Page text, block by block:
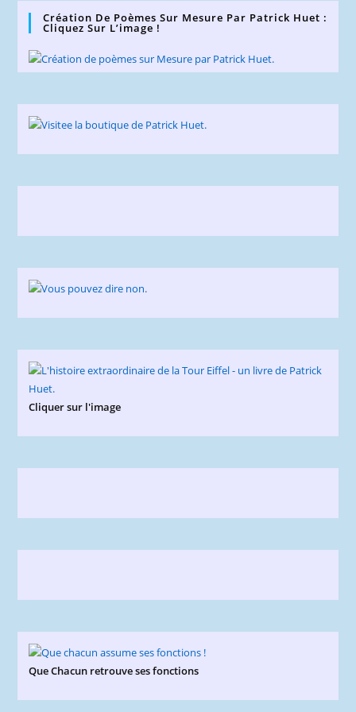
Création De Poèmes Sur Mesure Par Patrick Huet :
Cliquez Sur L’image !
Cliquer sur l'image
Que Chacun retrouve ses fonctions